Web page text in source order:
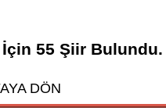
İçin 55 Şiir Bulundu.
DÖN